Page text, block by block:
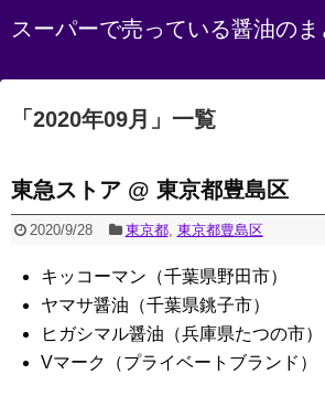
スーパーで売っている醤油のま
「 2020年09月 」 一覧
東急ストア @ 東京都豊島区
2020/9/28 東京都, 東京都豊島区
キッコーマン（千葉県野田市）
ヤマサ醤油（千葉県銚子市）
ヒガシマル醤油（兵庫県たつの市）
Vマーク（プライベートブランド）